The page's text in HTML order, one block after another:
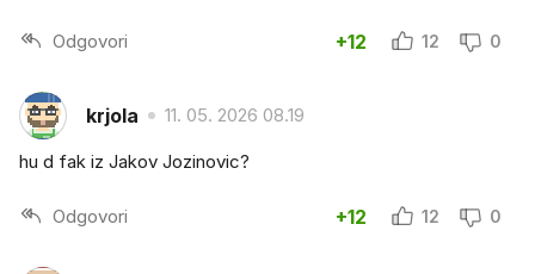
Odgovori +12 12 0
krjola 11. 05. 2026 08.19
hu d fak iz Jakov Jozinovic?
Odgovori +12 12 0